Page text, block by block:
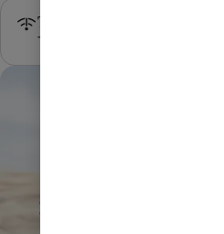
Täckningskarta
Täckning i det mobila nätet 4G/5G